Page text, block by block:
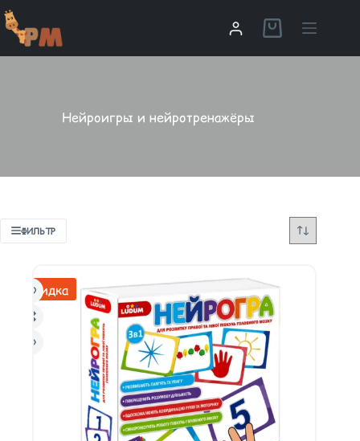
Нейроигры и нейротренажёры
ФИЛЬТР
Скидка